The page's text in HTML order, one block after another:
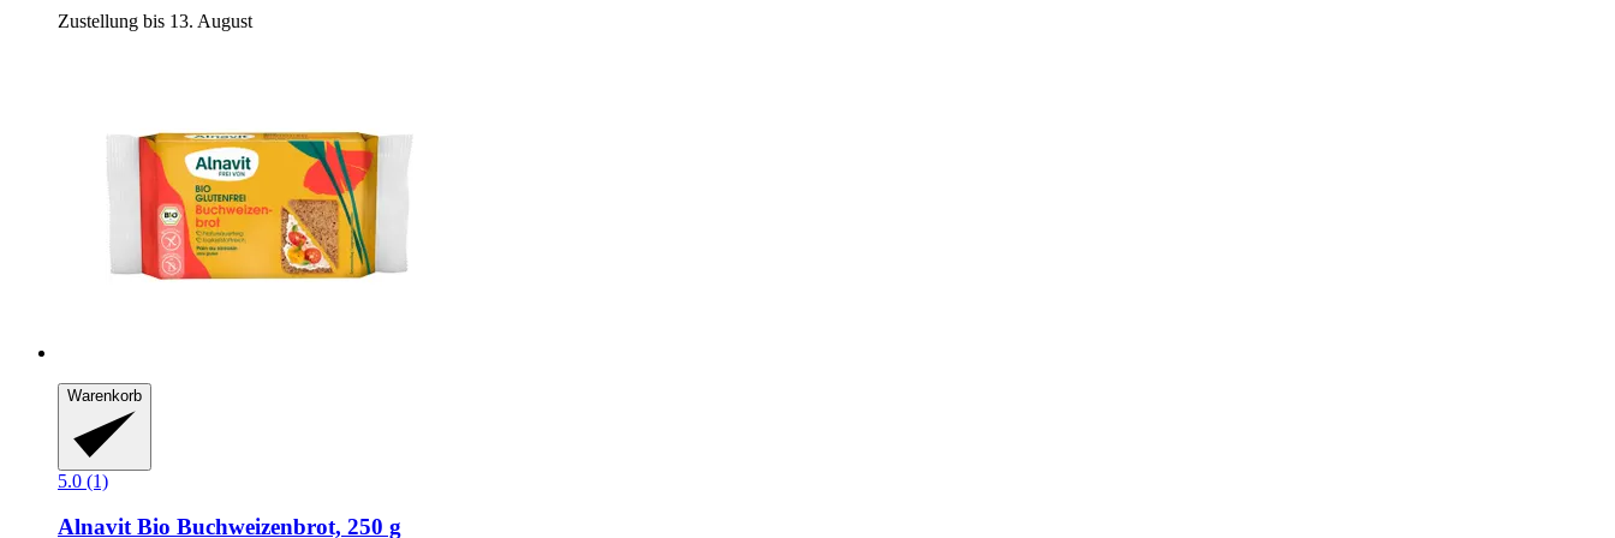
Zustellung bis 13. August
Warenkorb
5.0 (1)
AlnavitBio Buchweizenbrot, 250 g